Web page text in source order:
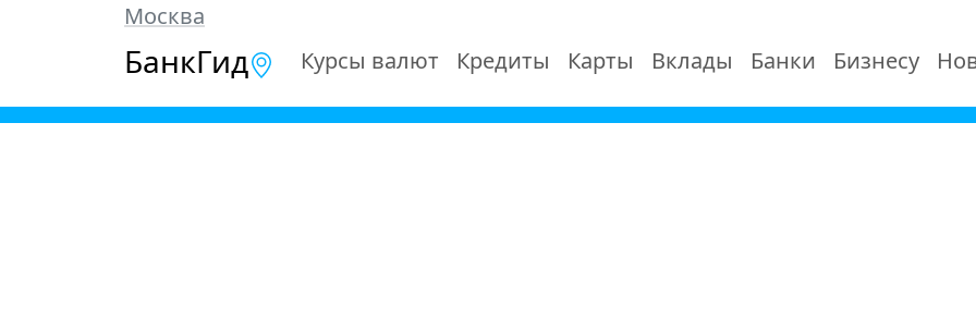
Москва
БанкГид Курсы валют Кредиты Карты Вклады Банки Бизнесу